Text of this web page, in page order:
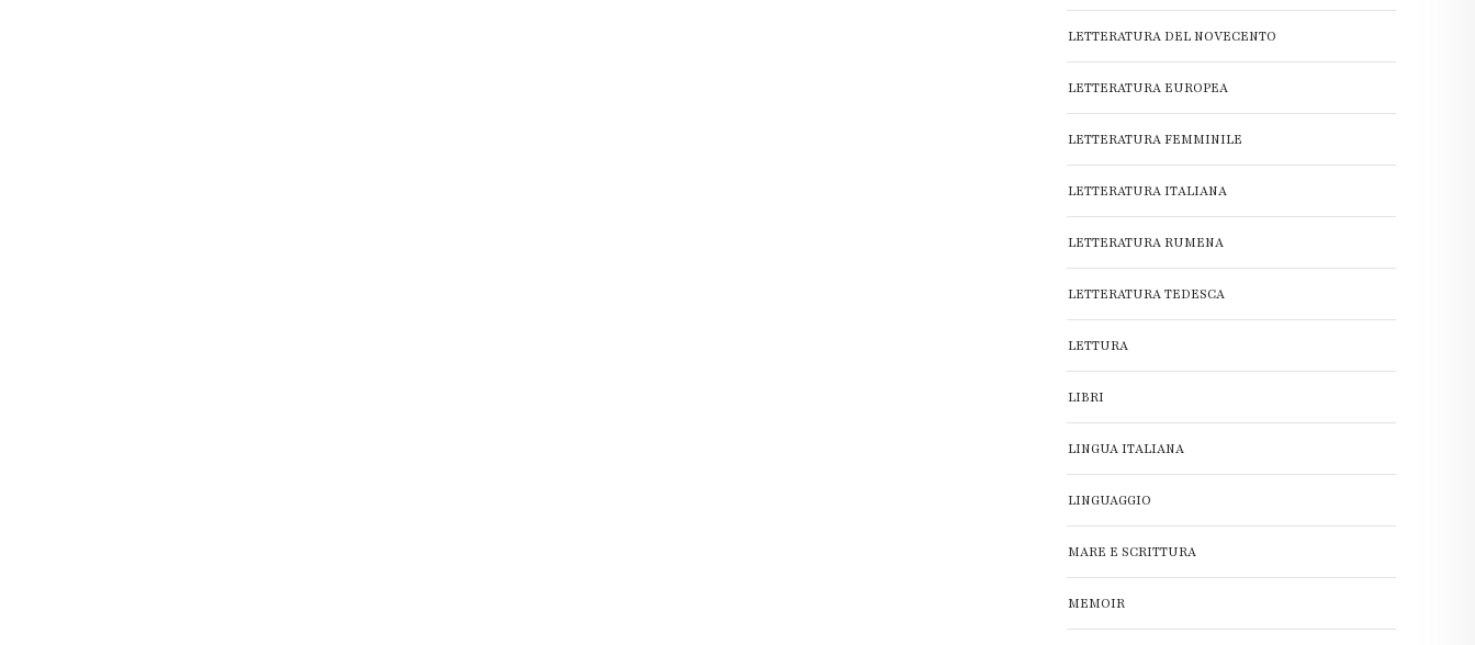
LETTERATURA DEL NOVECENTO
LETTERATURA EUROPEA
LETTERATURA FEMMINILE
LETTERATURA ITALIANA
LETTERATURA RUMENA
LETTERATURA TEDESCA
LETTURA
LIBRI
LINGUA ITALIANA
LINGUAGGIO
MARE E SCRITTURA
MEMOIR